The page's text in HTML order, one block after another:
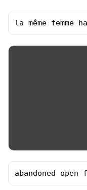
la même
abandoned